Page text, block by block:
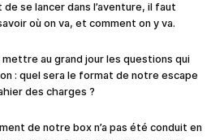
se lancer dans l’aventure, il faut
où on va, et comment on y va.
au grand jour les questions qui
: quel sera le format de notre escape
des charges ?
de notre box n’a pas été conduit en